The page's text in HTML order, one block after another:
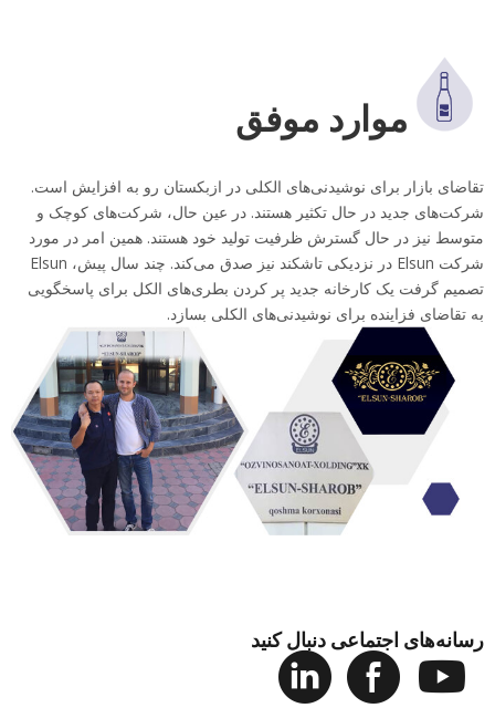
موارد موفق
تقاضای بازار برای نوشیدنی‌های الکلی در ازبکستان رو به افزایش است.
شرکت‌های جدید در حال تکثیر هستند. در عین حال، شرکت‌های کوچک و
متوسط ​​نیز در حال گسترش ظرفیت تولید خود هستند. همین امر در مورد
شرکت Elsun در نزدیکی تاشکند نیز صدق می‌کند. چند سال پیش، Elsun
تصمیم گرفت یک کارخانه جدید پر کردن بطری‌های الکل برای پاسخگویی
به تقاضای فزاینده برای نوشیدنی‌های الکلی بسازد.
رسانه‌های اجتماعی دنبال کنید